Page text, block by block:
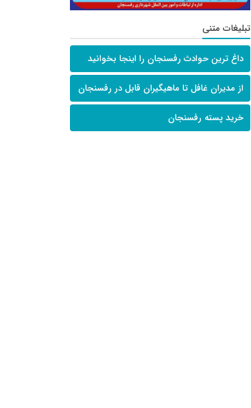
تبلیغات متنی
داغ ترین حوادث رفسنجان را اینجا بخوانید
از مدیران غافل تا ماهیگیران قابل در رفسنجان
خرید پسته رفسنجان